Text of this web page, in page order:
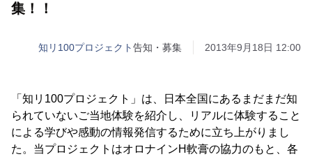
集！！
知リ100プロジェクト告知・募集 2013年9月18日 12:00
「知リ100プロジェクト」は、日本全国にあるまだまだ知
られていないご当地体験を紹介し、リアルに体験すること
による学びや感動の情報発信するために立ち上がりまし
た。当プロジェクトはオロナインH軟膏の協力のもと、各